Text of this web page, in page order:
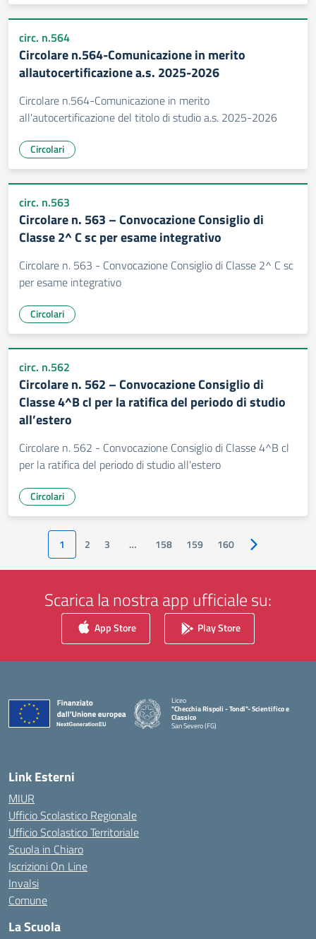
circ. n.564
Circolare n.564-Comunicazione in merito
allautocertificazione a.s. 2025-2026
Circolare n.564-Comunicazione in merito
all'autocertificazione del titolo di studio a.s. 2025-2026
Circolari
circ. n.563
Circolare n. 563 – Convocazione Consiglio di
Classe 2^ C sc per esame integrativo
Circolare n. 563 - Convocazione Consiglio di Classe 2^ C sc
per esame integrativo
Circolari
circ. n.562
Circolare n. 562 – Convocazione Consiglio di
Classe 4^B cl per la ratifica del periodo di studio
all’estero
Circolare n. 562 - Convocazione Consiglio di Classe 4^B cl
per la ratifica del periodo di studio all'estero
Circolari
1 2 3 … 158 159 160 Pagina
Scarica la nostra app ufficiale su:
App Store Play Store
Liceo
"Checchia Rispoli - Tondi"- Scientifico e
Classico
San Severo (FG)
Link Esterni
MIUR
Ufficio Scolastico Regionale
Ufficio Scolastico Territoriale
Scuola in Chiaro
Iscrizioni On Line
Invalsi
Comune
La Scuola